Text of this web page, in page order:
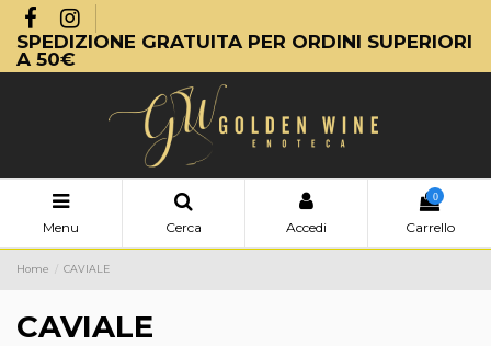
SPEDIZIONE GRATUITA PER ORDINI SUPERIORI
A 50€
Menu Cerca Accedi
0
Carrello
Home CAVIALE
CAVIALE